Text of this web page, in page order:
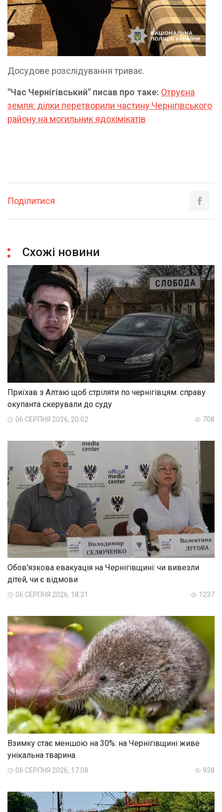
Досудове розслідування триває.
"Час Чернігівський" писав про таке: Отруєна
земля: ділки перетворили частину Чернігівського
району на могильник ядохімікатів
Поділитися
Схожі новини
Приїхав з Алтаю щоб стріляти по чернігівцям: справу
окупанта скерували до суду
06 СЕРПНЯ 2026, 20:02 708
Обов'язкова евакуація на Чернігівщині: чи вивезли
дітей, чи є відмови
06 СЕРПНЯ 2026, 18:31 1237
Взимку стає меншою на 30%: на Чернігівщині живе
унікальна тварина
06 СЕРПНЯ 2026, 17:08 938